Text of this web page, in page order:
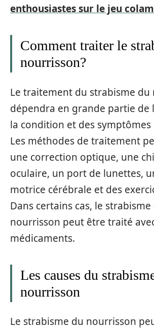
enthousiastes sur le jeu
Comment traiter le
nourrisson?
Le traitement du strabisme du
dépendra en grande partie de
la condition et des symptômes
Les méthodes de traitement
une correction optique, une
oculaire, un port de lunettes,
motrice cérébrale et des
Dans certains cas, le strabisme
nourrisson peut être traité
médicaments.
Les causes du
nourrisson
Le strabisme du nourrisson